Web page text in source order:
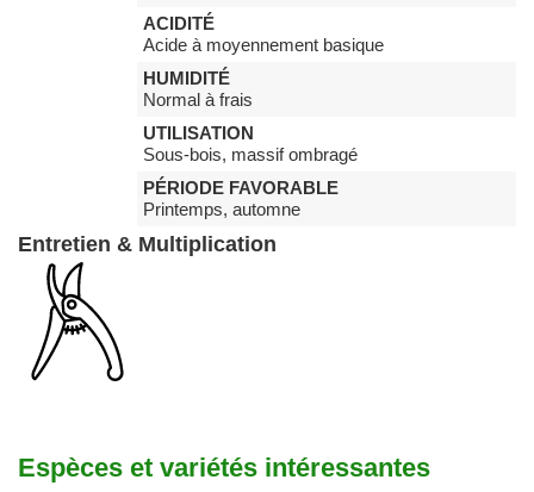
ACIDITÉ
Acide à moyennement basique
HUMIDITÉ
Normal à frais
UTILISATION
Sous-bois, massif ombragé
PÉRIODE FAVORABLE
Printemps, automne
Entretien & Multiplication
Espèces et variétés intéressantes